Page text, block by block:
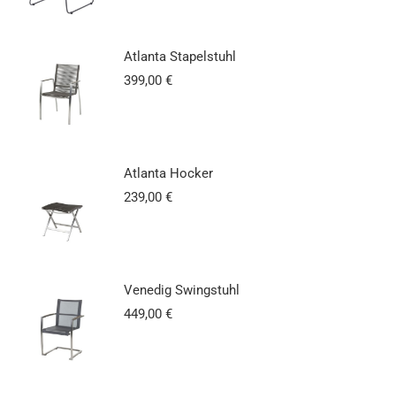
Atlanta Stapelstuhl
399,00 €
Atlanta Hocker
239,00 €
Venedig Swingstuhl
449,00 €